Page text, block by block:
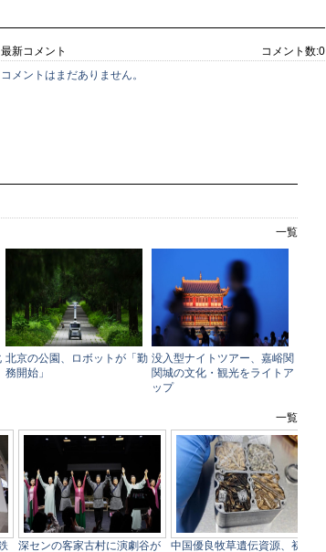
コメント数:0
最新コメント
コメントはまだありません。